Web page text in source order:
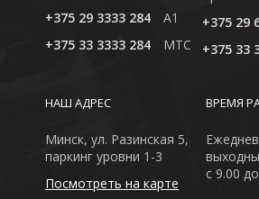
+375 29 3333 284
A1
+375 33 3333 284
MTC
+375 29
+375 33
ВРЕМЯ
с 9.00
НАШ АДРЕС
Минск, ул. Разинская 5,
паркинг уровни 1-3
Посмотреть на карте